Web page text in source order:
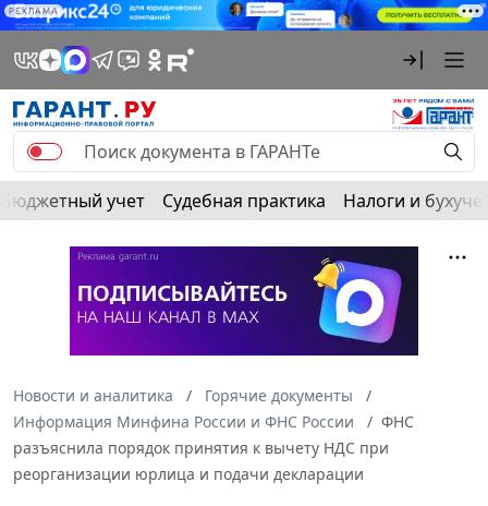
РЕКЛАМА
Бюджетный учет Судебная практика Налоги и
Новости и аналитика
Горячие документы
Информация Минфина России и ФНС России
ФНС
разъяснила порядок принятия к вычету НДС при
реорганизации юрлица и подачи декларации